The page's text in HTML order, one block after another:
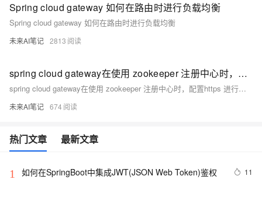
Spring cloud gateway 如何在路由时进行负载均衡
Spring cloud gateway 如何在路由时进行负载均衡
未来AI笔记 2813
spring cloud gateway在使用 zookeeper 注册中心时，配置https 进行服务转发
spring cloud gateway在使用 zookeeper 注册中心时，配置https 进行服务转发
未来AI笔记 674
热门文章 最新文章
1 如何在SpringBoot中集成JWT(JSON Web Token)鉴权 11